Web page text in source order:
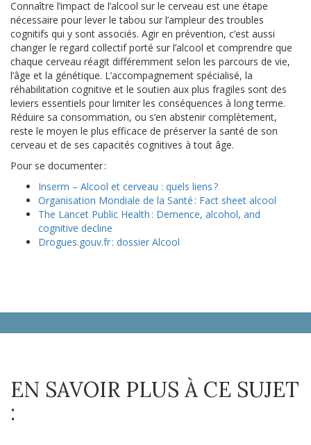
Connaître l’impact de l’alcool sur le cerveau est une étape
nécessaire pour lever le tabou sur l’ampleur des troubles
cognitifs qui y sont associés. Agir en prévention, c’est aussi
changer le regard collectif porté sur l’alcool et comprendre que
chaque cerveau réagit différemment selon les parcours de vie,
l’âge et la génétique. L’accompagnement spécialisé, la
réhabilitation cognitive et le soutien aux plus fragiles sont des
leviers essentiels pour limiter les conséquences à long terme.
Réduire sa consommation, ou s’en abstenir complètement,
reste le moyen le plus efficace de préserver la santé de son
cerveau et de ses capacités cognitives à tout âge.
Pour se documenter :
Inserm – Alcool et cerveau : quels liens ?
Organisation Mondiale de la Santé : Fact sheet alcool
The Lancet Public Health : Demence, alcohol, and
cognitive decline
Drogues.gouv.fr : dossier Alcool
EN SAVOIR PLUS À CE SUJET
: